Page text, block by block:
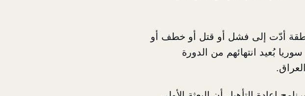
أدّت إلى فشل أو قتل أو خطف أو
بُعيد انتهائهم من الدورة